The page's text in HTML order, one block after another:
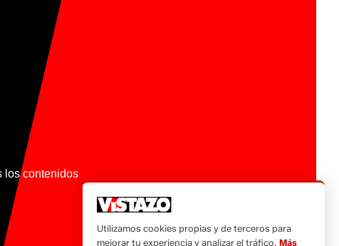
los contenidos
Utilizamos cookies propias y de terceros para
mejorar tu experiencia y analizar el tráfico. Más